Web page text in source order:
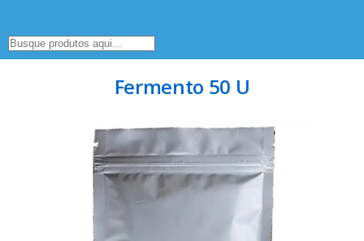
Fermento 50 U